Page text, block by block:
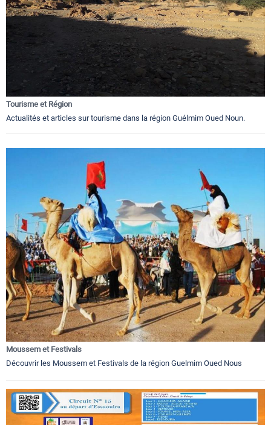
Tourisme et Région
Actualités et articles sur tourisme dans la région Guélmim Oued Noun.
Moussem et Festivals
Découvrir les Moussem et Festivals de la région Guelmim Oued Nous